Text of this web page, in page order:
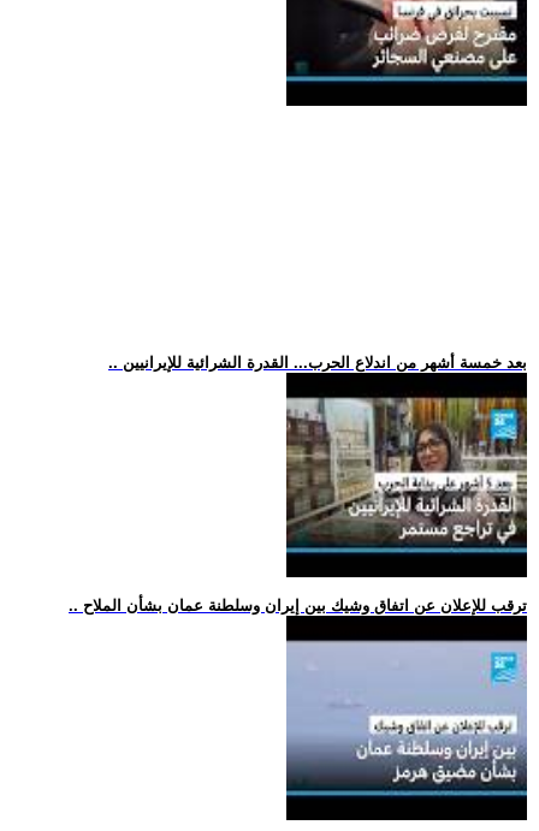
.. بعد خمسة أشهر من اندلاع الحرب... القدرة الشرائية للإيرانيين
.. ترقب للإعلان عن اتفاق وشيك بين إيران وسلطنة عمان بشأن الملاح